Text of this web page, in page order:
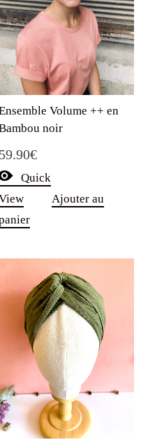
Volume ++ en
noir
59.90€
Quick
Ajouter au